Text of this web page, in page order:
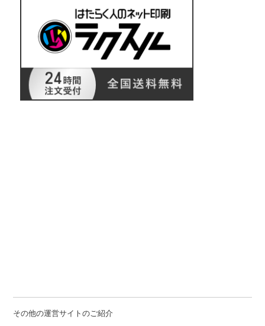
その他の運営サイトのご紹介